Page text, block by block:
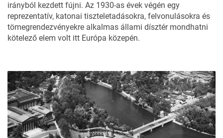
irányból kezdett fújni. Az 1930-as évek végén egy
reprezentatív, katonai tiszteletadásokra, felvonulásokra és
tömegrendezvényekre alkalmas állami dísztér mondhatni
kötelező elem volt itt Európa közepén.